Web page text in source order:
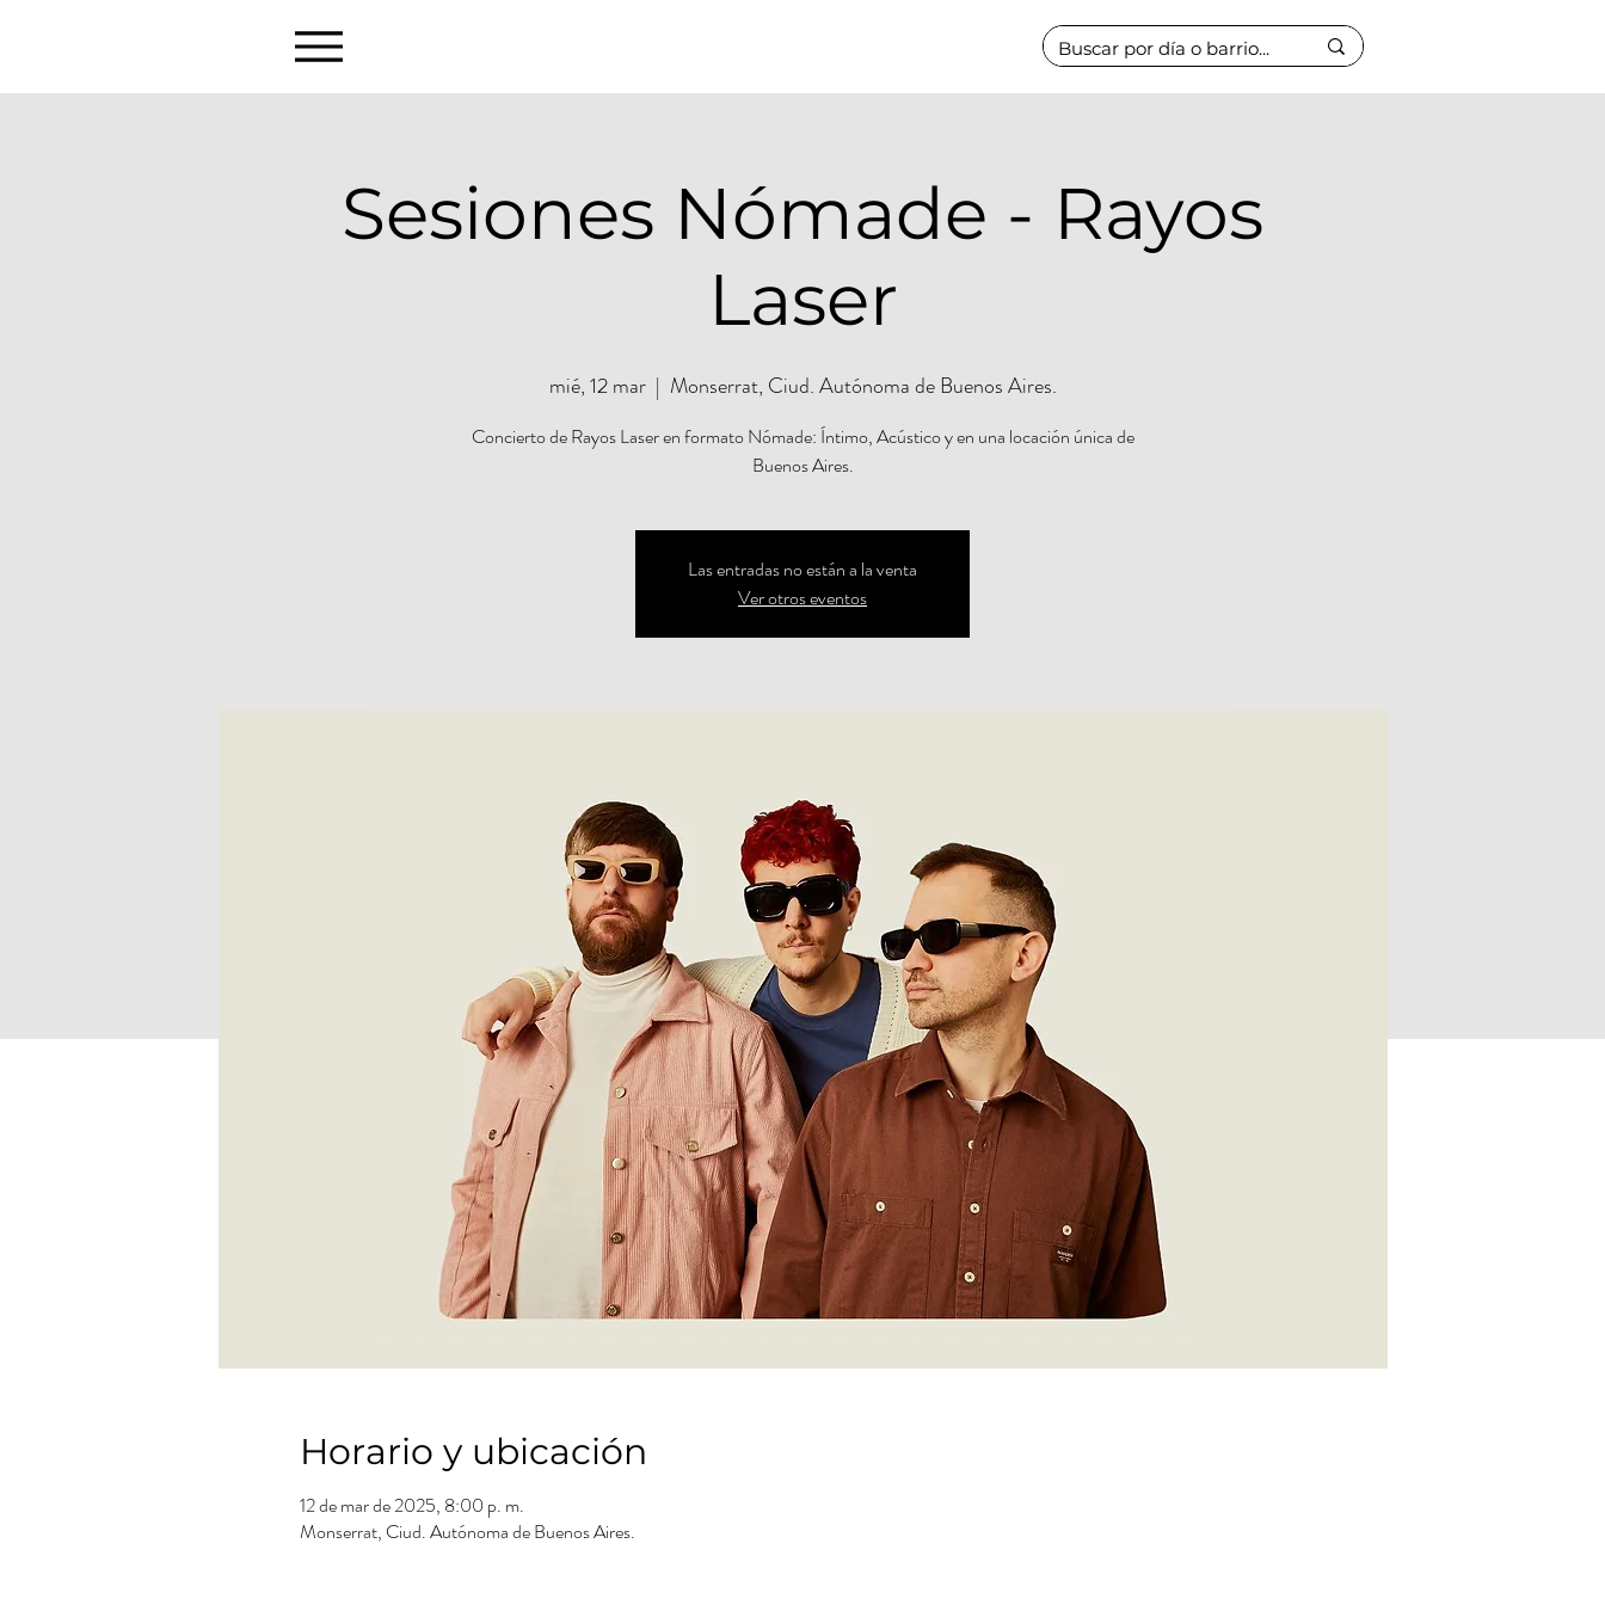
Sesiones Nómade - Rayos
Laser
mié, 12 mar
  |
Monserrat, Ciud. Autónoma de Buenos Aires.
Concierto de Rayos Laser en formato Nómade: Íntimo, Acústico y en una locación única de
Buenos Aires.
Las entradas no están a la venta
Ver otros eventos
Horario y ubicación
12 de mar de 2025, 8:00 p. m.
Monserrat, Ciud. Autónoma de Buenos Aires.